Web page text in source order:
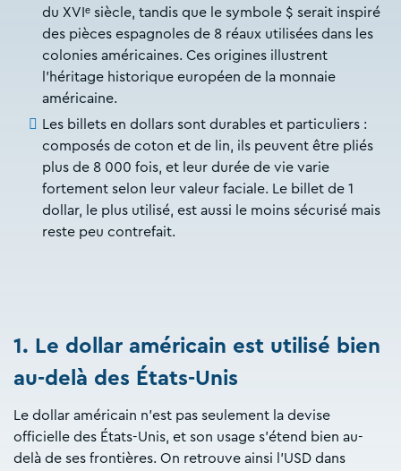
du XVIᵉ siècle, tandis que le symbole $ serait inspiré
des pièces espagnoles de 8 réaux utilisées dans les
colonies américaines. Ces origines illustrent
l’héritage historique européen de la monnaie
américaine.
Les billets en dollars sont durables et particuliers :
composés de coton et de lin, ils peuvent être pliés
plus de 8 000 fois, et leur durée de vie varie
fortement selon leur valeur faciale. Le billet de 1
dollar, le plus utilisé, est aussi le moins sécurisé mais
reste peu contrefait.
1. Le dollar américain est utilisé bien
au-delà des États-Unis
Le dollar américain n’est pas seulement la devise
officielle des États-Unis, et son usage s’étend bien au-
delà de ses frontières. On retrouve ainsi l’USD dans